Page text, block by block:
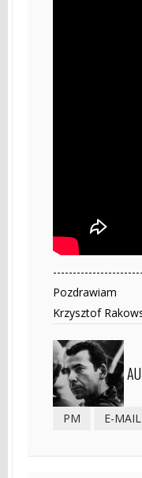
Pozdrawiam
Krzysztof
PM E-MAIL